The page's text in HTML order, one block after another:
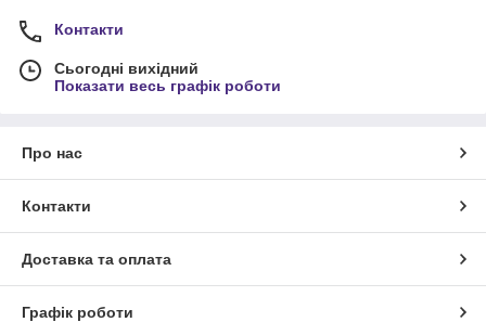
Контакти
Сьогодні вихідний
Показати весь графік роботи
Про нас
Контакти
Доставка та оплата
Графік роботи